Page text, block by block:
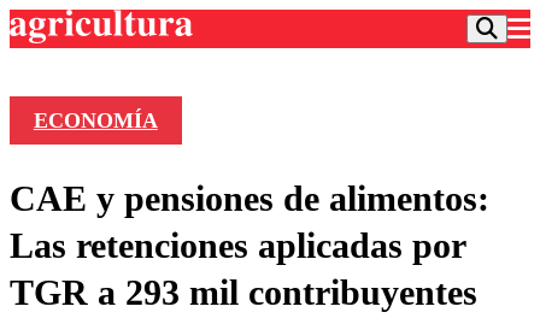
Frecuencias
Agricultura TV
Deportes
Colo Colo
Entretención
ECONOMÍA
CAE y pensiones de alimentos:
Las retenciones aplicadas por
TGR a 293 mil contribuyentes